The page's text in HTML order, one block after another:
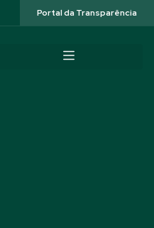
Portal da Transparência